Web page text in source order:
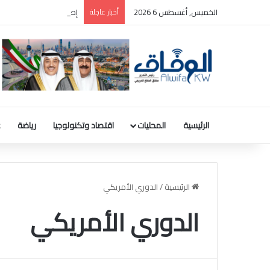
الخميس, أغسطس 6 2026 أخبار عاجلة إصابة 4 أشخاص جراء تصعيد قوات الاحتلال الإسرائيلي اعتداءاتها على «قضاء صور» جنوب لبنان
الرئيسية المحليات اقتصاد وتكنولوجيا رياضة
الرئيسية/الدوري الأمريكي
الدوري الأمريكي